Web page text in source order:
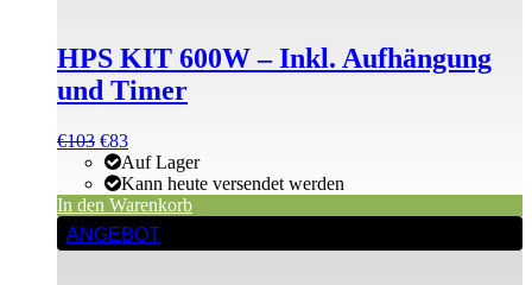
HPS KIT 600W – Inkl. Aufhängung
und Timer
Ursprünglicher
Preis
war:
€103
€103Aktueller
Preis
ist:
€103.
€83
Auf Lager
Kann heute versendet werden
In den Warenkorb
ANGEBOT